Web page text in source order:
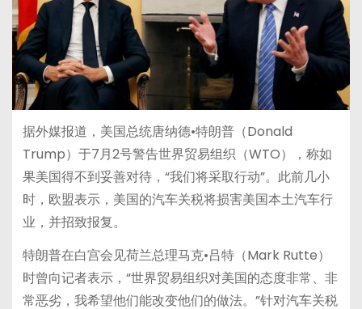
据外媒报道，美国总统唐纳德•特朗普（Donald
Trump）于7月2号警告世界贸易组织（WTO），称如
果美国得不到妥善对待，“我们将采取行动”。此前几小
时，欧盟表示，美国的汽车关税将损害美国本土汽车行
业，并招致报复。
特朗普在白宫会见荷兰总理马克•吕特（Mark Rutte）
时曾向记者表示，“世界贸易组织对美国的态度非常、非
常恶劣，我希望他们能改变他们的做法。”针对汽车关税